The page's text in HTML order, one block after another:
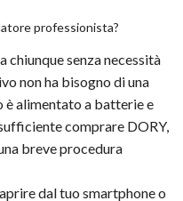
professionista?
chiunque senza necessità
non ha bisogno di una
è alimentato a batterie e
comprare DORY,
breve procedura
dal tuo smartphone o